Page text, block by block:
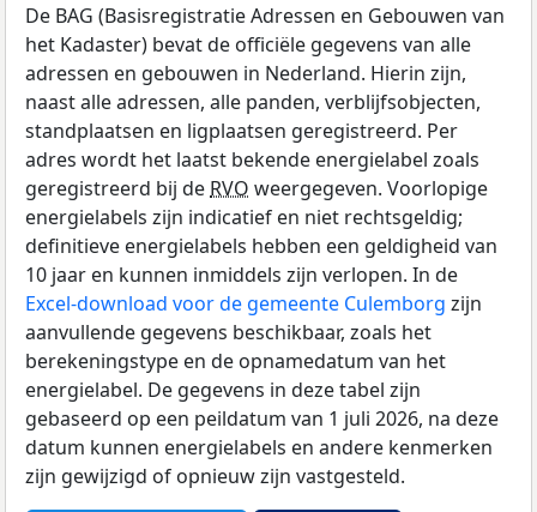
De BAG (Basisregistratie Adressen en Gebouwen van
het Kadaster) bevat de officiële gegevens van alle
adressen en gebouwen in Nederland. Hierin zijn,
naast alle adressen, alle panden, verblijfsobjecten,
standplaatsen en ligplaatsen geregistreerd. Per
adres wordt het laatst bekende energielabel zoals
geregistreerd bij de RVO weergegeven. Voorlopige
energielabels zijn indicatief en niet rechtsgeldig;
definitieve energielabels hebben een geldigheid van
10 jaar en kunnen inmiddels zijn verlopen. In de
Excel-download voor de gemeente Culemborg zijn
aanvullende gegevens beschikbaar, zoals het
berekeningstype en de opnamedatum van het
energielabel. De gegevens in deze tabel zijn
gebaseerd op een peildatum van 1 juli 2026, na deze
datum kunnen energielabels en andere kenmerken
zijn gewijzigd of opnieuw zijn vastgesteld.